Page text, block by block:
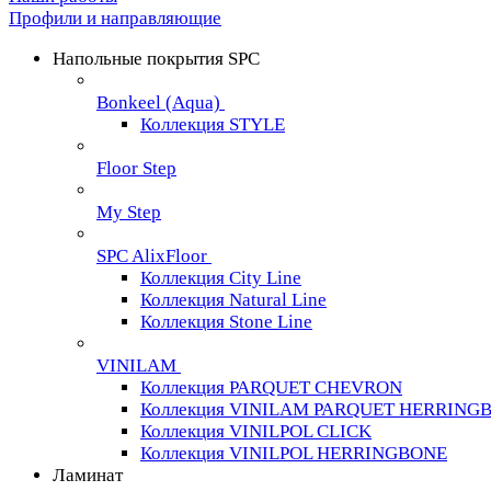
Профили и направляющие
Напольные покрытия SPC
Bonkeel (Aqua)
Коллекция STYLE
Floor Step
My Step
SPC AlixFloor
Коллекция City Line
Коллекция Natural Line
Коллекция Stone Line
VINILAM
Коллекция PARQUET CHEVRON
Коллекция VINILAM PARQUET
Коллекция VINILPOL CLICK
Коллекция VINILPOL HERRINGBONE
Ламинат